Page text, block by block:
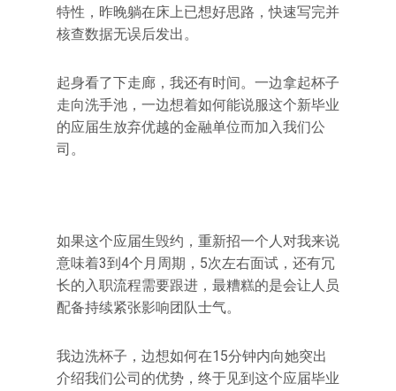
特性，昨晚躺在床上已想好思路，快速写完并
核查数据无误后发出。
起身看了下走廊，我还有时间。一边拿起杯子
走向洗手池，一边想着如何能说服这个新毕业
的应届生放弃优越的金融单位而加入我们公
司。
如果这个应届生毁约，重新招一个人对我来说
意味着3到4个月周期，5次左右面试，还有冗
长的入职流程需要跟进，最糟糕的是会让人员
配备持续紧张影响团队士气。
我边洗杯子，边想如何在15分钟内向她突出
介绍我们公司的优势，终于见到这个应届毕业